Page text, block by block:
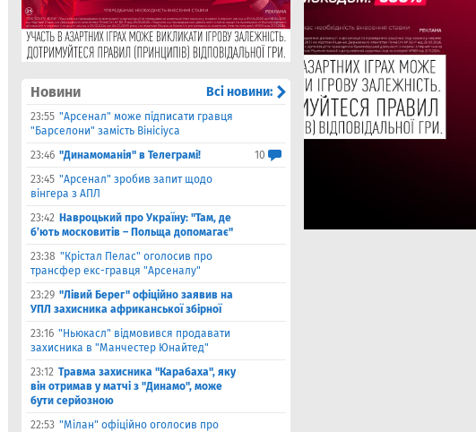
Новини Всі новини:
23:55 "Арсенал" може підписати гравця
"Барселони" замість Вінісіуса
23:46 "Динамоманія" в Телеграмі!
10
23:45 "Арсенал" зробив запит щодо
вінгера з АПЛ
23:42 Навроцький про Україну: "Там, де
б’ють московитів – Польща допомагає"
23:38 "Крістал Пелас" оголосив про
трансфер екс-гравця "Арсеналу"
23:29 "Лівий Берег" офіційно заявив на
УПЛ захисника африканської збірної
23:16 "Ньюкасл" відмовився продавати
захисника в "Манчестер Юнайтед"
23:12 Травма захисника "Карабаха", яку
він отримав у матчі з "Динамо", може
бути серйозною
22:53 "Мілан" офіційно оголосив про